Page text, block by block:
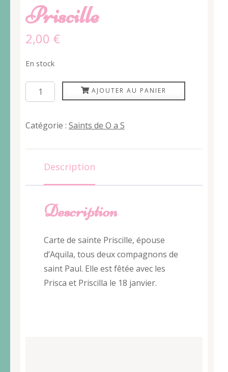
Priscille
2,00 €
En stock
quantité
de
AJOUTER AU PANIER
Catégorie : Saints de O a S
Description
Description
Carte de sainte Priscille, épouse
d’Aquila, tous deux compagnons de
saint Paul. Elle est fêtée avec les
Prisca et Priscilla le 18 janvier.